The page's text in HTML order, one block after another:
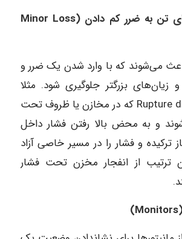
3ـ3) دستگاه های تن به ضرر کم دادن (Minor Loss
می‌شوند که با وارد شدن یک ضرر و
زیان‌های بزرگتر جلوگیری شود. مثلا
صفحاتی بنام Rupture disk که در مخازن یا ظروف تحت
و به محض بالا رفتن فشار داخل
و فشار را در مسیر خاصی آزاد
ترتیب از انفجار مخزن تحت فشار